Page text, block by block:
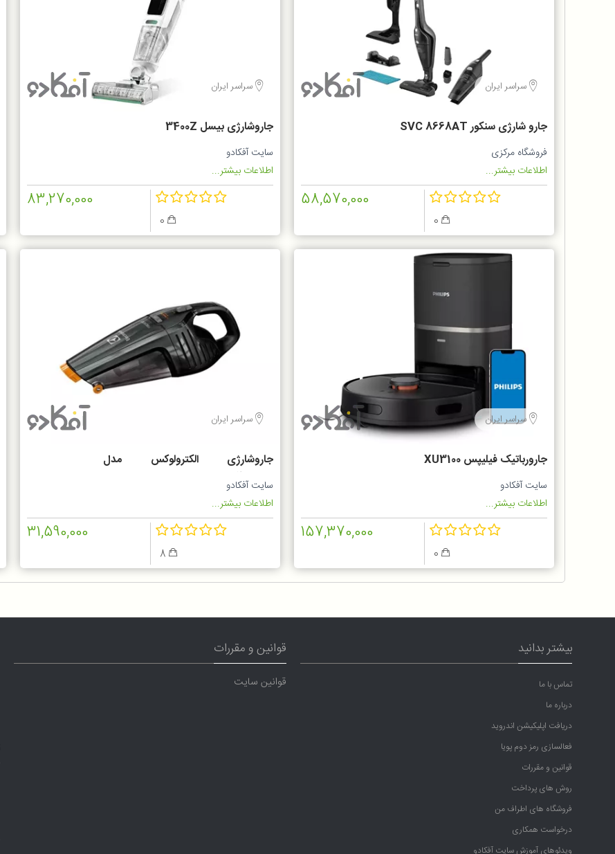
سراسر ایران
جارو شارژی سنکور SVC 8668AT
فروشگاه مرکزی
اطلاعات بیشتر...
58,570,000
سراسر ایران
جاروشارژی بیسل 3400Z
سایت آفکادو
اطلاعات بیشتر...
83,270,000
سراسر ایران
جارورباتیک فیلیپس XU3100
سایت آفکادو
اطلاعات بیشتر...
157,370,000
سراسر ایران
جاروشارژی الکترولوکس مدل
ZB6214IGM
سایت آفکادو
اطلاعات بیشتر...
31,590,000
بیشتر بدانید
تماس با ما
درباره ما
دریافت اپلیکیشن اندروید
فعالسازی رمز دوم پویا
قوانین و مقررات
روش های پرداخت
فروشگاه های اطراف من
درخواست همکاری
ویدئوهای آموزش سایت آفکادو
قوانین و مقررات
قوانین سایت